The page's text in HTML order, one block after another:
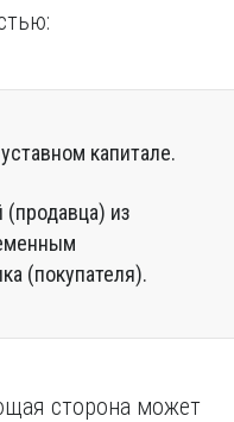
Череповец
Я
капитале.
из
(покупателя).
сторона может